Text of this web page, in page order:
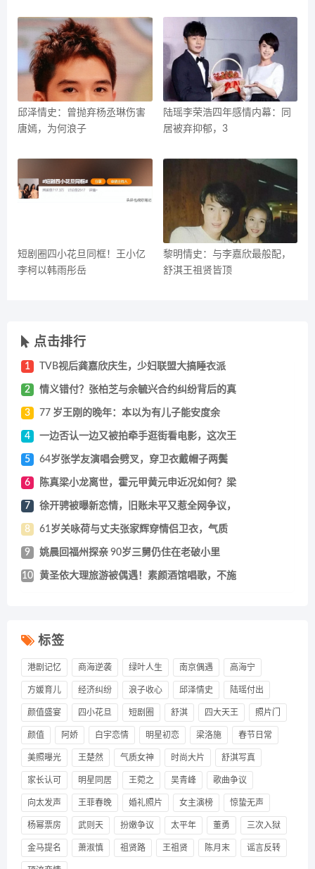
邱泽情史：曾抛弃杨丞琳伤害
唐嫣，为何浪子
陆瑶李荣浩四年感情内幕：同
居被弃抑郁，3
短剧圈四小花旦同框！王小亿
李柯以韩雨彤岳
黎明情史：与李嘉欣最般配，
舒淇王祖贤皆顶
点击排行
1 TVB视后龚嘉欣庆生，少妇联盟大搞睡衣派
2 情义错付？张柏芝与余毓兴合约纠纷背后的真
3 77 岁王刚的晚年：本以为有儿子能安度余
4 一边否认一边又被拍牵手逛街看电影，这次王
5 64岁张学友演唱会劈叉，穿卫衣戴帽子两鬓
6 陈真梁小龙离世，霍元甲黄元申近况如何？梁
7 徐开骋被曝新恋情，旧账未平又惹全网争议，
8 61岁关咏荷与丈夫张家辉穿情侣卫衣，气质
9 姚晨回福州探亲 90岁三舅仍住在老破小里
10 黄圣依大理旅游被偶遇！素颜酒馆唱歌，不施
标签
港剧记忆 商海逆袭 绿叶人生 南京偶遇 高海宁
方媛育儿 经济纠纷 浪子收心 邱泽情史 陆瑶付出
颜值盛宴 四小花旦 短剧圈 舒淇 四大天王 照片门
颜值 阿娇 白宇恋情 明星初恋 梁洛施 春节日常
美照曝光 王楚然 气质女神 时尚大片 舒淇写真
家长认可 明星同居 王菀之 吴青峰 歌曲争议
向太发声 王菲春晚 婚礼照片 女主演榜 惊蛰无声
杨幂票房 武则天 扮嫩争议 太平年 董勇 三次入狱
金马提名 萧淑慎 祖贤路 王祖贤 陈月末 谣言反转